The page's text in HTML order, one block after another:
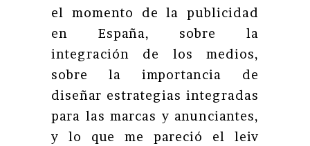
el momento de la publicidad
en España, sobre la
integración de los medios,
sobre la importancia de
diseñar estrategias integradas
para las marcas y anunciantes,
y lo que me pareció el leiv